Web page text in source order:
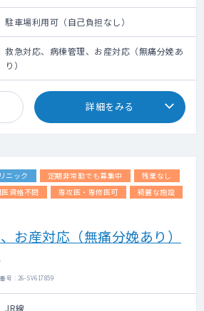
駐車場利用可（自己負担なし）
救急対応、病棟管理、お産対応（無痛分娩あ
り）
詳細をみる
ニック 定期非常勤でも募集中
残業なし
資格不問 専攻医・専修医可
綺麗な施設
お産対応（無痛分娩あり）
号 : 26-SV617859
JR線